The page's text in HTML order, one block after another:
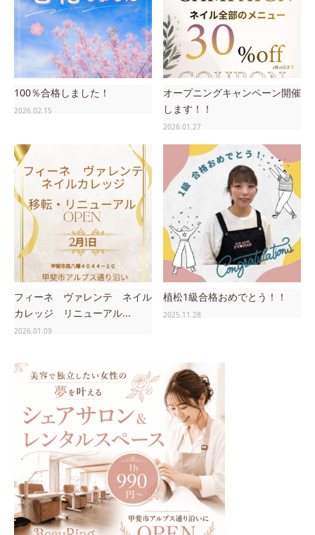
100％合格しました！
2026.02.15
オープニングキャンペーン開催
します！！
2026.01.27
フィーネ ヴァレンテ ネイル
カレッジ リニューアル...
2026.01.09
植松1級合格おめでとう！！
2025.11.28